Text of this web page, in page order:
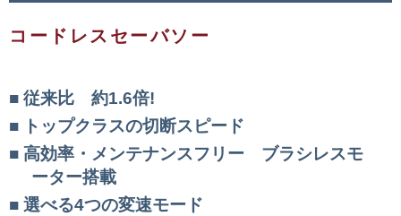
コードレスセーバソー
従来比 約1.6倍!
トップクラスの切断スピード
高効率・メンテナンスフリー ブラシレスモ
ーター搭載
選べる4つの変速モード